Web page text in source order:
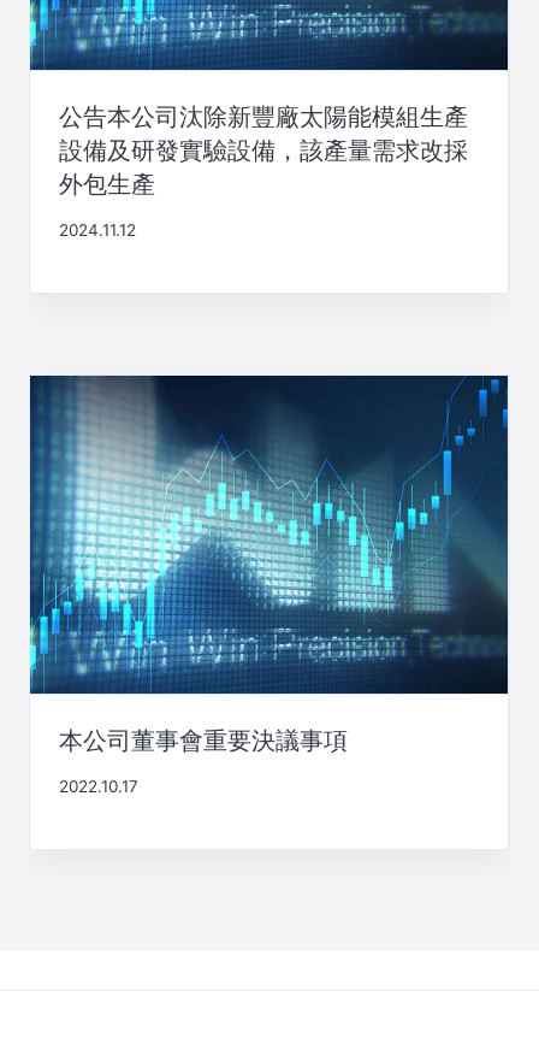
公告本公司汰除新豐廠太陽能模組生產
設備及研發實驗設備，該產量需求改採
外包生產
2024.11.12
本公司董事會重要決議事項
2022.10.17